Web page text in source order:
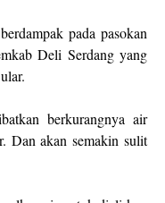
pada pasokan
Deli Serdang yang
berkurangnya air
Dan akan semakin sulit